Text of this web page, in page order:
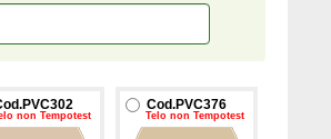
non Tempotest
Cod.PVC376
Telo non Tempotest